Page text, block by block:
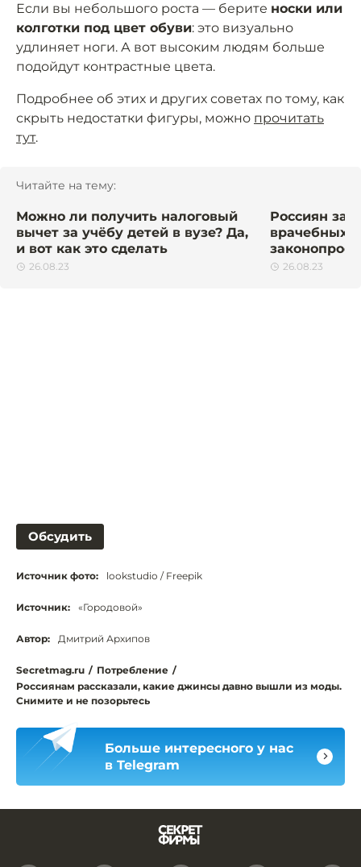
Если вы небольшого роста — берите носки или
колготки под цвет обуви: это визуально
удлиняет ноги. А вот высоким людям больше
подойдут контрастные цвета.
Подробнее об этих и других советах по тому, как
скрыть недостатки фигуры, можно прочитать
тут.
Читайте на тему:
Можно ли получить налоговый
вычет за учёбу детей в вузе? Да,
и вот как это сделать
26.08.23
Россиян
врачебных
26.08.23
Обсудить
Источник фото: lookstudio / Freepik
Источник: «Городовой»
Автор: Дмитрий Архипов
Secretmag.ru / Потребление /
Россиянам рассказали, какие джинсы давно вышли из моды.
Снимите и не позорьтесь
Больше интересного у нас
в Telegram